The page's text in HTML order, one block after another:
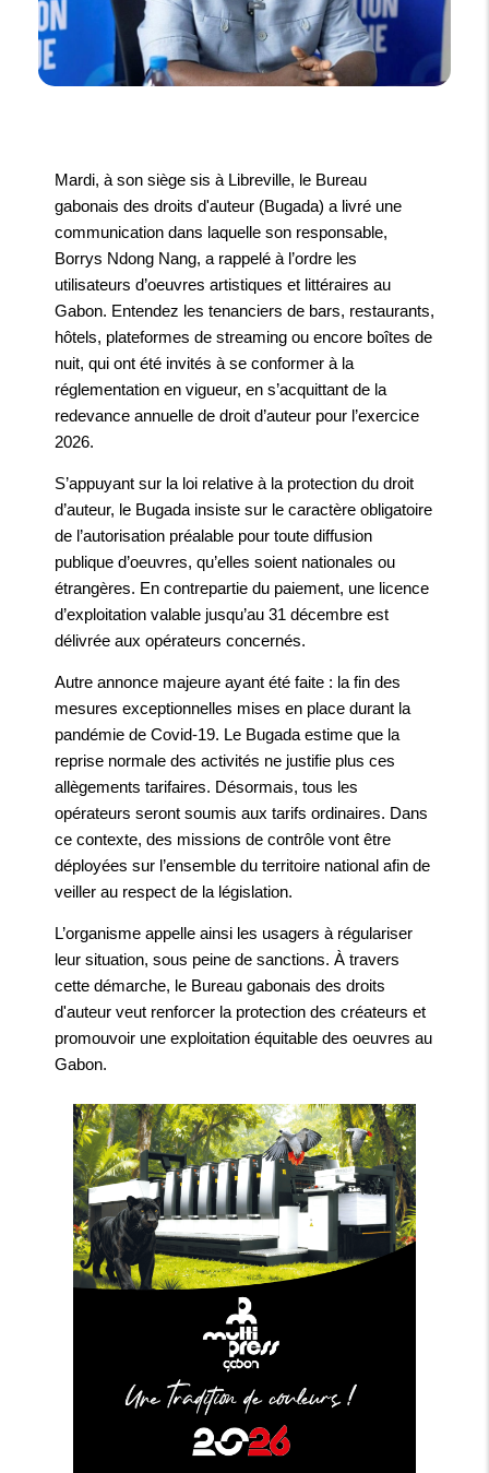
Mardi, à son siège sis à Libreville, le Bureau
gabonais des droits d'auteur (Bugada) a livré une
communication dans laquelle son responsable,
Borrys Ndong Nang, a rappelé à l’ordre les
utilisateurs d’oeuvres artistiques et littéraires au
Gabon. Entendez les tenanciers de bars, restaurants,
hôtels, plateformes de streaming ou encore boîtes de
nuit, qui ont été invités à se conformer à la
réglementation en vigueur, en s’acquittant de la
redevance annuelle de droit d’auteur pour l’exercice
2026.
S’appuyant sur la loi relative à la protection du droit
d’auteur, le Bugada insiste sur le caractère obligatoire
de l’autorisation préalable pour toute diffusion
publique d’oeuvres, qu’elles soient nationales ou
étrangères. En contrepartie du paiement, une licence
d’exploitation valable jusqu’au 31 décembre est
délivrée aux opérateurs concernés.
Autre annonce majeure ayant été faite : la fin des
mesures exceptionnelles mises en place durant la
pandémie de Covid-19. Le Bugada estime que la
reprise normale des activités ne justifie plus ces
allègements tarifaires. Désormais, tous les
opérateurs seront soumis aux tarifs ordinaires. Dans
ce contexte, des missions de contrôle vont être
déployées sur l’ensemble du territoire national afin de
veiller au respect de la législation.
L’organisme appelle ainsi les usagers à régulariser
leur situation, sous peine de sanctions. À travers
cette démarche, le Bureau gabonais des droits
d'auteur veut renforcer la protection des créateurs et
promouvoir une exploitation équitable des oeuvres au
Gabon.